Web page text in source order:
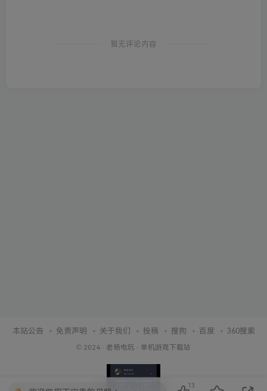
暂无评论内容
本站公告 免责声明 关于我们 投稿 搜狗 百度 360搜索
© 2024 · 老杨电玩 · 单机游戏下载站
13